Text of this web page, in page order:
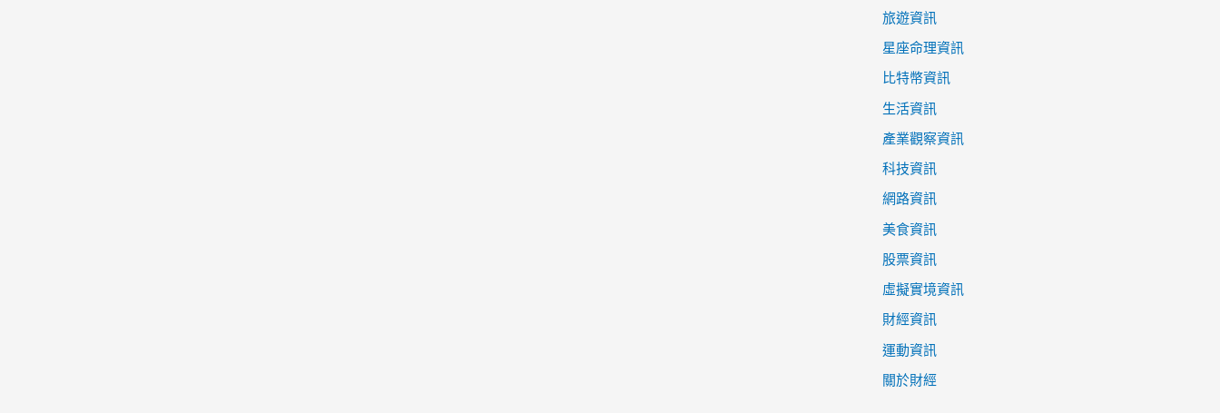
旅遊資訊
星座命理資訊
比特幣資訊
生活資訊
產業觀察資訊
科技資訊
網路資訊
美食資訊
股票資訊
虛擬實境資訊
財經資訊
運動資訊
關於財經